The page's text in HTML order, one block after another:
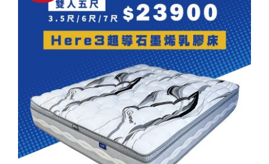
價
格：
NT$51,000。
價
格：
NT$23,900。
格：
NT$51,000。
格：
NT$23,900。